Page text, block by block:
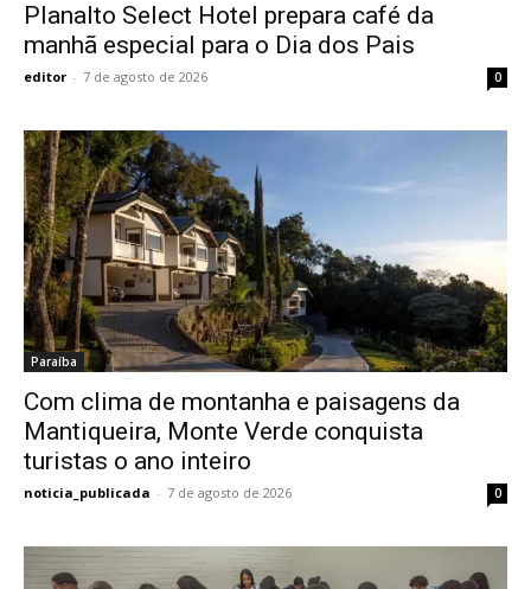
Planalto Select Hotel prepara café da
manhã especial para o Dia dos Pais
editor - 7 de agosto de 2026 0
Paraíba
Com clima de montanha e paisagens da
Mantiqueira, Monte Verde conquista
turistas o ano inteiro
noticia_publicada - 7 de agosto de 2026 0